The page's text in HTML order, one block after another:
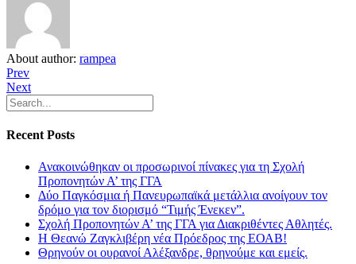
About author: rampea
Prev
Next
Recent Posts
Ανακοινώθηκαν οι προσωρινοί πίνακες για τη Σχολή
Προπονητών Α’ της ΓΓΑ
Δύο Παγκόσμια ή Πανευρωπαϊκά μετάλλια ανοίγουν τον
δρόμο για τον διορισμό “Τιμής Ένεκεν”.
Σχολή Προπονητών Α’ της ΓΓΑ για Διακριθέντες Αθλητές.
Η Θεανώ Ζαγκλιβέρη νέα Πρόεδρος της ΕΟΑΒ!
Θρηνούν οι ουρανοί Αλέξανδρε, θρηνούμε και εμείς.